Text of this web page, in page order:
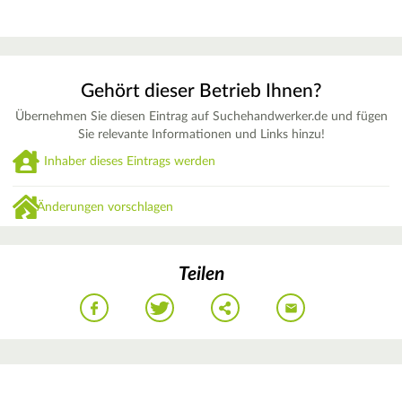
Gehört dieser Betrieb Ihnen?
Übernehmen Sie diesen Eintrag auf Suchehandwerker.de und fügen
Sie relevante Informationen und Links hinzu!
Inhaber dieses Eintrags werden
Änderungen vorschlagen
Teilen